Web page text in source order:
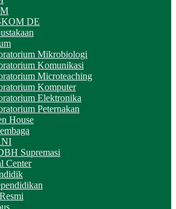
DE
Mikrobiologi
Komunikasi
Microteaching
Komputer
Elektronika
Peternakan
House
Supremasi
Center